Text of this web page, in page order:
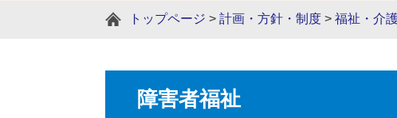
トップページ > 計画・方針・制度 > 福祉・介
障害者福祉